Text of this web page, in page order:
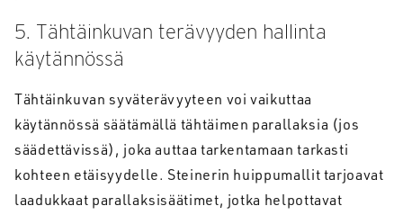
5. Tähtäinkuvan terävyyden hallinta
käytännössä
Tähtäinkuvan syväterävyyteen voi vaikuttaa
käytännössä säätämällä tähtäimen parallaksia (jos
säädettävissä), joka auttaa tarkentamaan tarkasti
kohteen etäisyydelle. Steinerin huippumallit tarjoavat
laadukkaat parallaksisäätimet, jotka helpottavat